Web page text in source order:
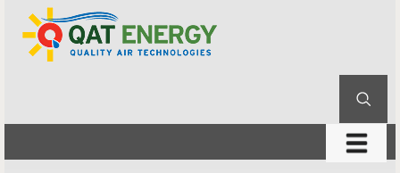
κυρίως περιεχόμενο
QAT
Energy
μενού